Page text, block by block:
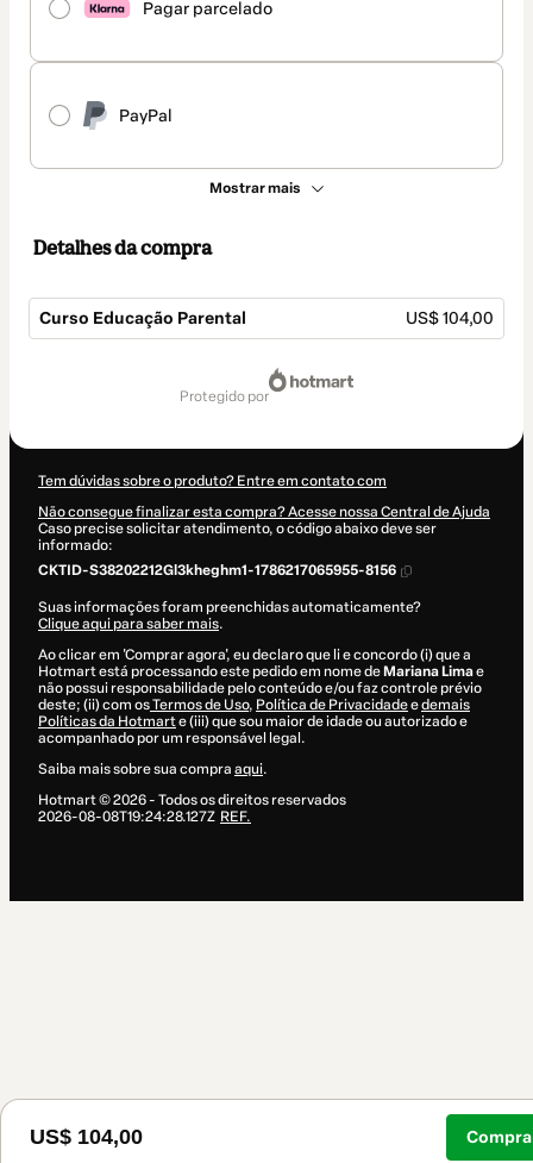
Pagar parcelado
PayPal
Mostrar mais
Detalhes da compra
Curso Educação Parental US$ 104,00
US$ 104,00
protegido por
Tem dúvidas sobre o produto? Entre em contato com
Não consegue finalizar esta compra? Acesse nossa Central de Ajuda
Caso precise solicitar atendimento, o código abaixo deve ser
informado:
CKTID-S38202212Gl3kheghm1-1786217065955-8156
Suas informações foram preenchidas automaticamente?
Clique aqui para saber mais.
Ao clicar em 'Comprar agora', eu declaro que li e concordo (i) que a
Hotmart está processando este pedido em nome de Mariana Limae
não possui responsabilidade pelo conteúdo e/ou faz controle prévio
deste; (ii) com osTermos de Uso, Política de Privacidadeedemais
Políticas da Hotmarte (iii) que sou maior de idade ou autorizado e
acompanhado por um responsável legal.
Saiba mais sobre sua compra aqui.
Hotmart ©2026- Todos os direitos reservados
2026-08-08T19:24:28.127Z REF.